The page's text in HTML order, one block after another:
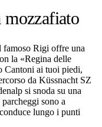
mozzafiato
famoso Rigi offre una
la «Regina delle
Cantoni ai tuoi piedi,
da Küssnacht SZ
si snoda su una
sono a
lungo i punti